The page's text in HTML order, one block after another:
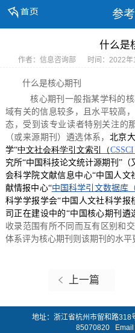
参
什么是
作者：信息咨询部 时间：2022
什么是核心期刊
核心期刊一般指某学科的
域有关的信息较多，且水平较高
态，受到该专业读者特别关注的
（或来源期刊）遴选体系， 北京
学“中文社会科学引文索引（CSSCI
究所“中国科技论文统计源期刊”
会科学院文献信息中心“中国人
献情报中心“中国科学引文数据库
科学学报学会“中国人文社科学
司正在建设中的“中国核心期刊遴
收录范围有所不同而互有区别和
体系评为核心期刊则该期刊的水平
上一篇
地址：浙江省杭州市留和路
85070820 Email